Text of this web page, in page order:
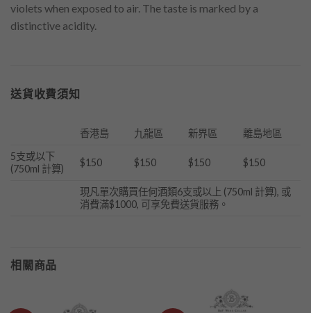
violets when exposed to air. The taste is marked by a
distinctive acidity.
送貨收費須知
香港島 九龍區 新界區
離島地區
5支或以下
(750ml 計算)
$150 $150 $150 $150
現凡單次購買任何酒類6支或以上 (750ml 計算), 或
消費滿$1000, 可享免費送貨服務。
相關商品